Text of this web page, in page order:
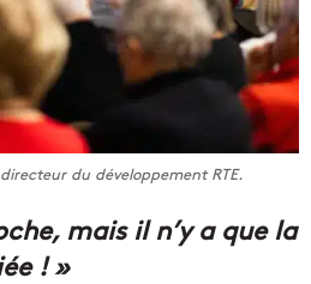
du développement RTE.
mais il n’y a que la
! »